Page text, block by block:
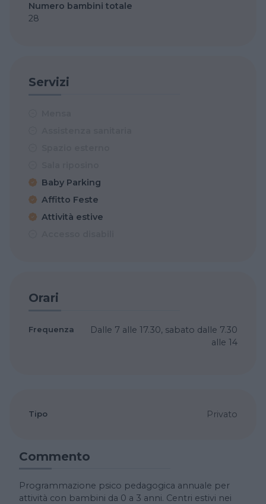
Numero bambini totale
28
Servizi
Baby Parking
Affitto Feste
Attività estive
Orari
Frequenza
Dalle 7 alle 17.30, sabato dalle 7.30
alle 14
Tipo Privato
Commento
Programmazione psico pedagogica annuale per
attività con bambini da 0 a 3 anni. Centri estivi nei